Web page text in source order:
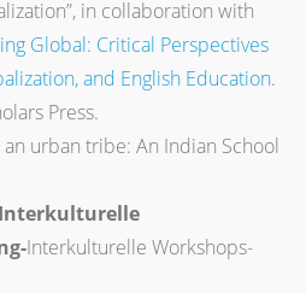
in collaboration with
Global: Critical Perspectives
and English Education.
Press.
urban tribe: An Indian School
Interkulturelle Workshops-